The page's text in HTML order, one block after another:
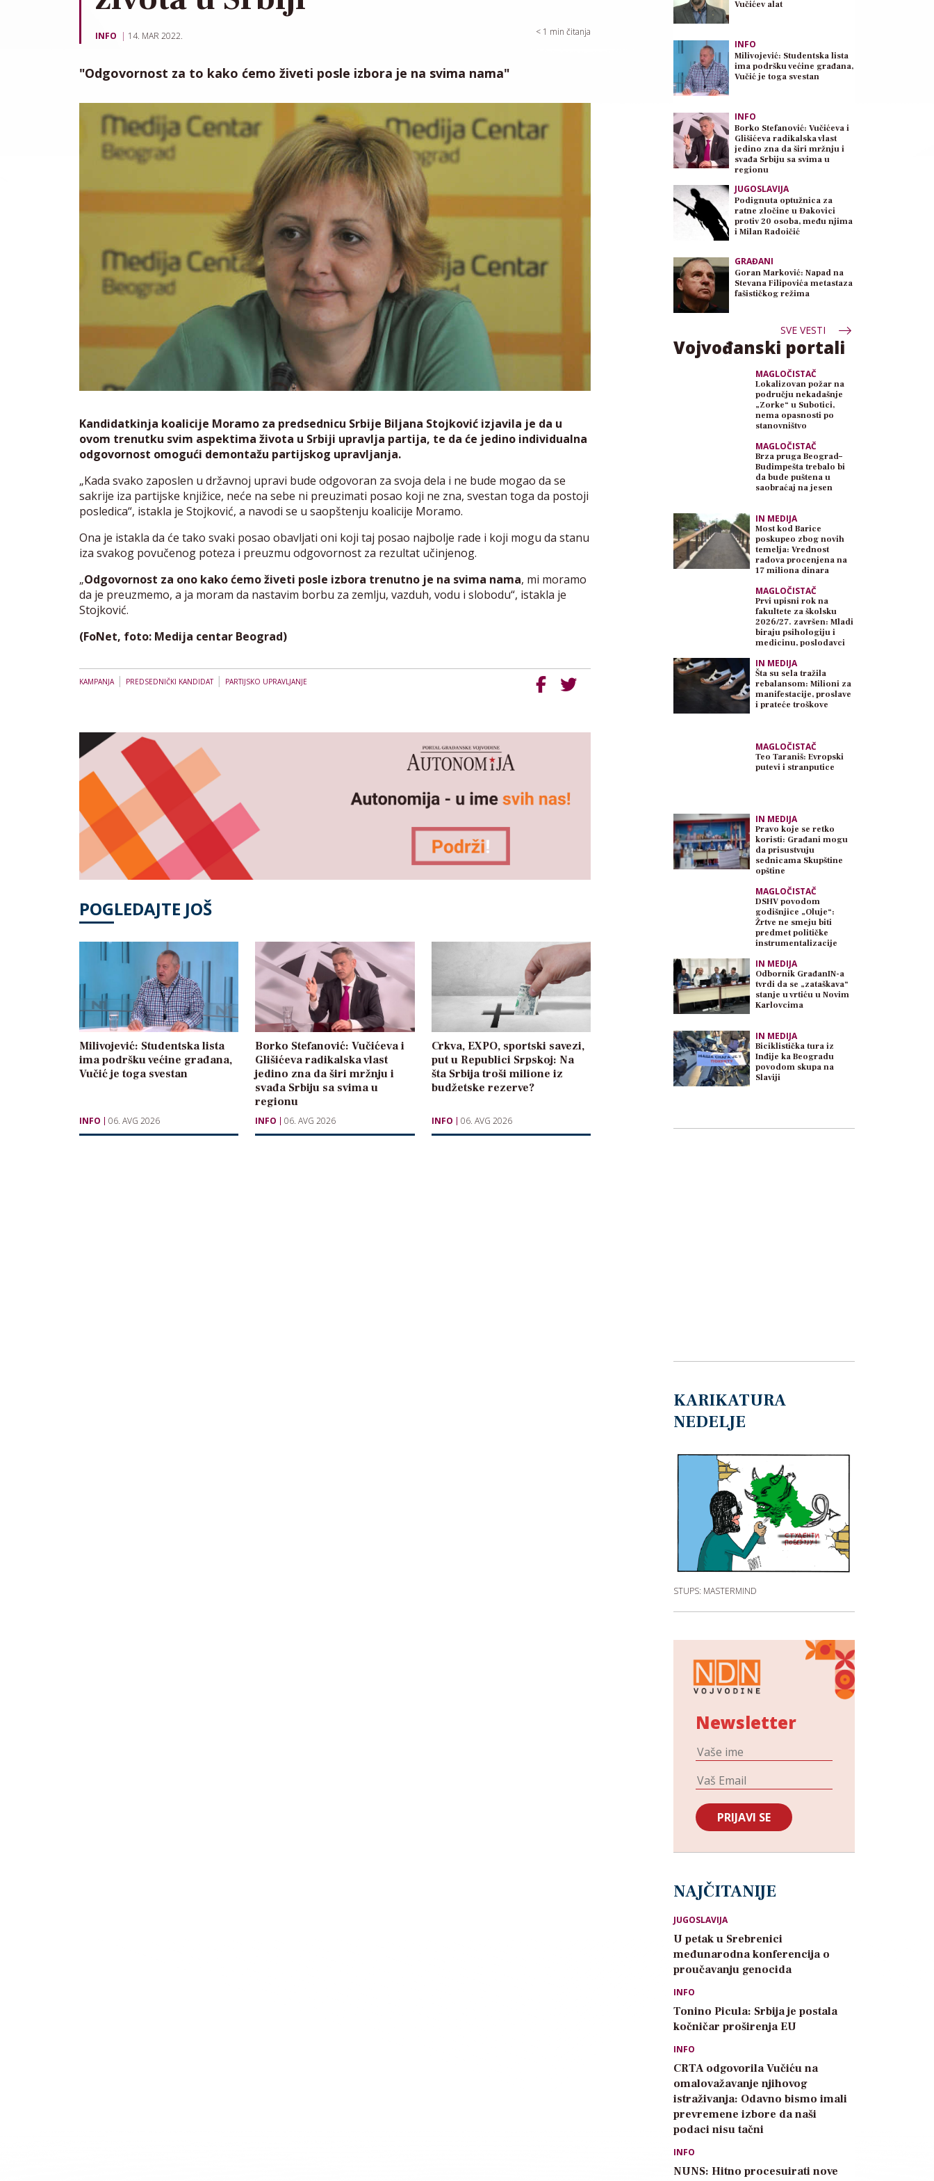
INFO 14. MAR 2022. < 1 min čitanja
"Odgovornost za to kako ćemo živeti posle izbora je na svima nama"
Kandidatkinja koalicije Moramo za predsednicu Srbije Biljana Stojković izjavila je da u
ovom trenutku svim aspektima života u Srbiji upravlja partija, te da će jedino individualna
odgovornost omogući demontažu partijskog upravljanja.
„Kada svako zaposlen u državnoj upravi bude odgovoran za svoja dela i ne bude mogao da se
sakrije iza partijske knjižice, neće na sebe ni preuzimati posao koji ne zna, svestan toga da postoji
posledica“, istakla je Stojković, a navodi se u saopštenju koalicije Moramo.
Ona je istakla da će tako svaki posao obavljati oni koji taj posao najbolje rade i koji mogu da stanu
iza svakog povučenog poteza i preuzmu odgovornost za rezultat učinjenog.
„Odgovornost za ono kako ćemo živeti posle izbora trenutno je na svima nama, mi moramo
da je preuzmemo, a ja moram da nastavim borbu za zemlju, vazduh, vodu i slobodu“, istakla je
Stojković.
(FoNet, foto: Medija centar Beograd)
KAMPANJA| PREDSEDNIČKI KANDIDAT| PARTIJSKO UPRAVLJANJE
POGLEDAJTE JOŠ
Milivojević: Studentska lista
ima podršku većine građana,
Vučić je toga svestan
INFO 06. AVG 2026
Borko Stefanović: Vučićeva i
Glišićeva radikalska vlast
jedino zna da širi mržnju i
svađa Srbiju sa svima u
regionu
INFO 06. AVG 2026
Crkva, EXPO, sportski savezi,
put u Republici Srpskoj: Na
šta Srbija troši milione iz
budžetske rezerve?
INFO 06. AVG 2026
Vučićev alat
INFO
Milivojević: Studentska lista
ima podršku većine građana,
Vučić je toga svestan
INFO
Borko Stefanović: Vučićeva i
Glišićeva radikalska vlast
jedino zna da širi mržnju i
svađa Srbiju sa svima u
regionu
JUGOSLAVIJA
Podignuta optužnica za
ratne zločine u Đakovici
protiv 20 osoba, među njima
i Milan Radoičić
GRAĐANI
Goran Marković: Napad na
Stevana Filipovića metastaza
fašističkog režima
SVE VESTI
Vojvođanski portali
MAGLOČISTAČ
Lokalizovan požar na
području nekadašnje
„Zorke“ u Subotici,
nema opasnosti po
stanovništvo
MAGLOČISTAČ
Brza pruga Beograd–
Budimpešta trebalo bi
da bude puštena u
saobraćaj na jesen
IN MEDIJA
Most kod Barice
poskupeo zbog novih
temelja: Vrednost
radova procenjena na
17 miliona dinara
MAGLOČISTAČ
Prvi upisni rok na
fakultete za školsku
2026/27. završen: Mladi
biraju psihologiju i
medicinu, poslodavci
IN MEDIJA
Šta su sela tražila
rebalansom: Milioni za
manifestacije, proslave
i prateće troškove
MAGLOČISTAČ
Teo Taraniš: Evropski
putevi i stranputice
IN MEDIJA
Pravo koje se retko
koristi: Građani mogu
da prisustvuju
sednicama Skupštine
opštine
MAGLOČISTAČ
DSHV povodom
godišnjice „Oluje“:
Žrtve ne smeju biti
predmet političke
instrumentalizacije
IN MEDIJA
Odbornik GrađanIN-a
tvrdi da se „zataškava“
stanje u vrtiću u Novim
Karlovcima
IN MEDIJA
Biciklistička tura iz
Inđije ka Beogradu
povodom skupa na
Slaviji
KARIKATURA
NEDELJE
STUPS: MASTERMIND
Newsletter
NAJČITANIJE
JUGOSLAVIJA
U petak u Srebrenici
međunarodna konferencija o
proučavanju genocida
INFO
Tonino Picula: Srbija je postala
kočničar proširenja EU
INFO
CRTA odgovorila Vučiću na
omalovažavanje njihovog
istraživanja: Odavno bismo imali
prevremene izbore da naši
podaci nisu tačni
INFO
NUNS: Hitno procesuirati nove